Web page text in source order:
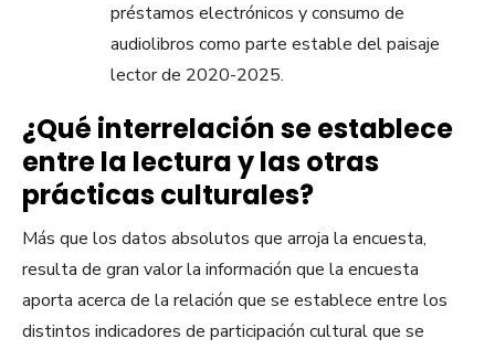
préstamos electrónicos y consumo de
audiolibros como parte estable del paisaje
lector de 2020-2025.
¿Qué interrelación se establece
entre la lectura y las otras
prácticas culturales?
Más que los datos absolutos que arroja la encuesta,
resulta de gran valor la información que la encuesta
aporta acerca de la relación que se establece entre los
distintos indicadores de participación cultural que se